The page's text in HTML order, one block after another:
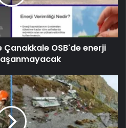
OSB'de enerji
yaşanmayacak